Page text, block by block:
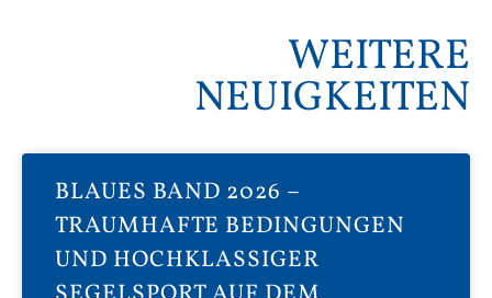
WEITERE
NEUIGKEITEN
BLAUES BAND 2026 –
TRAUMHAFTE BEDINGUNGEN
UND HOCHKLASSIGER